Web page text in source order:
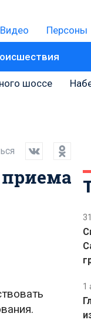
Видео Персоны
шоссе
приема
1